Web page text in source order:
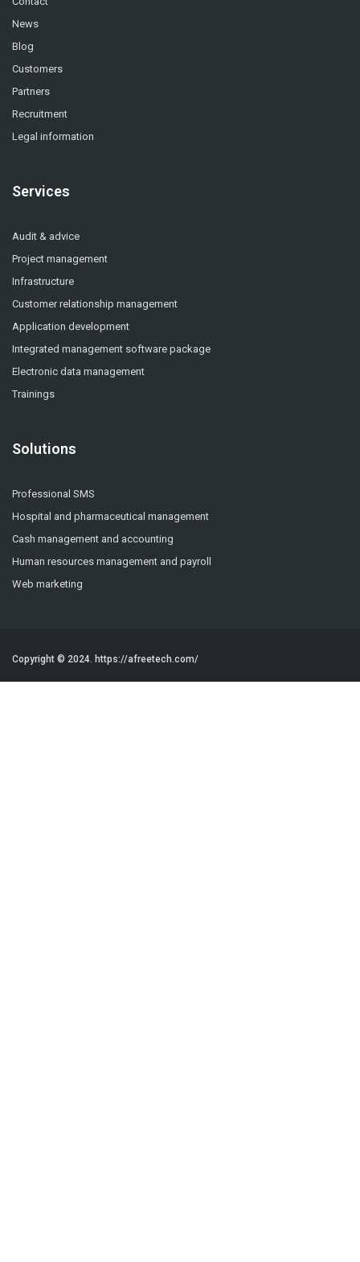
News
Blog
Customers
Partners
Recruitment
Legal information
Services
Audit & advice
Project management
Infrastructure
Customer relationship management
Application development
Integrated management software package
Electronic data management
Trainings
Solutions
Professional SMS
Hospital and pharmaceutical management
Cash management and accounting
Human resources management and payroll
Web marketing
Copyright © 2024. https://afreetech.com/